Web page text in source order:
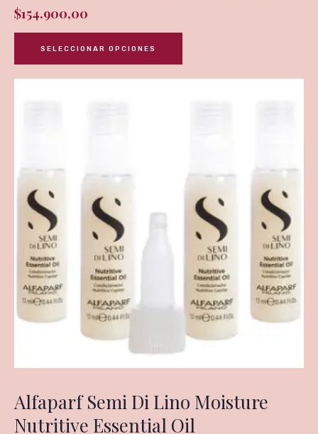
$154.900,00
SELECCIONAR OPCIONES
Alfaparf Semi Di Lino Moisture
Nutritive Essential Oil